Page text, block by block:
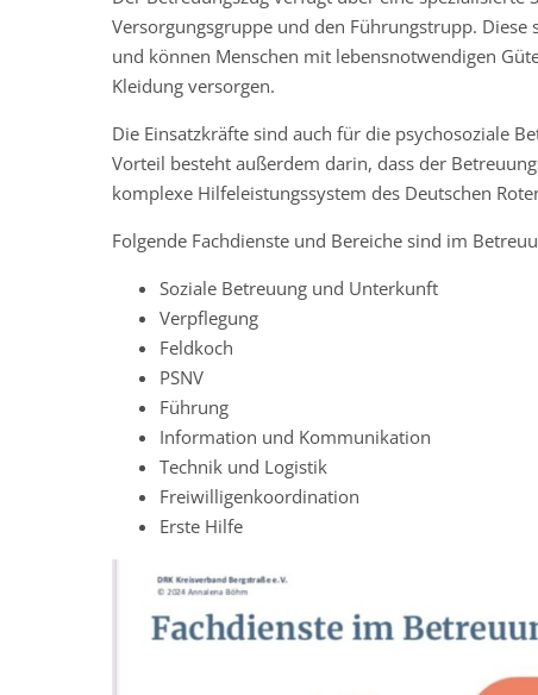
Versorgungsgruppe und den Führungstrupp.
und können Menschen mit lebensnotwendigen
Kleidung versorgen.
Die Einsatzkräfte sind auch für die psychosoziale
Vorteil besteht außerdem darin, dass der
komplexe Hilfeleistungssystem des Deutschen
Folgende Fachdienste und Bereiche sind im
Soziale Betreuung und Unterkunft
Verpflegung
Feldkoch
PSNV
Führung
Information und Kommunikation
Technik und Logistik
Freiwilligenkoordination
Erste Hilfe